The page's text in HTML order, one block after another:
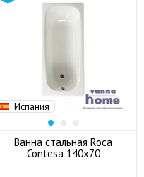
Испания
Ванна стальная Roca
Contesa 140х70